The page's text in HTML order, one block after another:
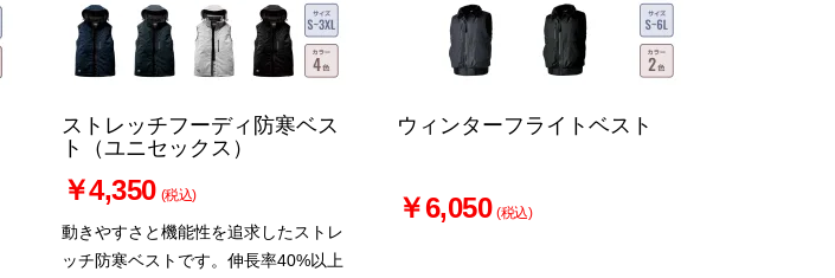
ストレッチフーディ防寒ベス
ト（ユニセックス）
￥4,350 (税込)
動きやすさと機能性を追求したストレ
ッチ防寒ベストです。伸長率40%以上
ウィンターフライトベスト
￥6,050 (税込)